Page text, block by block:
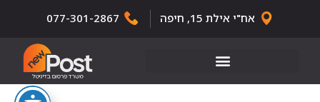
אח"י אילת 15, חיפה 077-301-2867